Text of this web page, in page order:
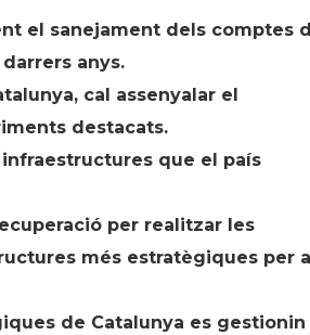
el sanejament dels comptes
anys.
cal assenyalar el
destacats.
que el país
per realitzar les
més estratègiques per a
de Catalunya es gestionin